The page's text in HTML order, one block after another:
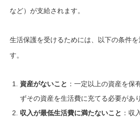
など）が支給されます。
生活保護を受けるためには、以下の条件
す。
資産がないこと ：一定以上の資産を保
ずその資産を生活費に充てる必要があ
収入が最低生活費に満たないこと ：収